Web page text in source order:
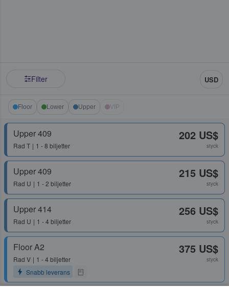
Filter USD
Floor Lower Upper VIP
Upper 409
Rad T 1 - 8 biljetter
202 US$
styck
Upper 409
Rad U 1 - 2 biljetter
215 US$
styck
Upper 414
Rad U 1 - 4 biljetter
256 US$
styck
Floor A2
Rad V
1 - 4 biljetter
Snabb leverans
375 US$
styck